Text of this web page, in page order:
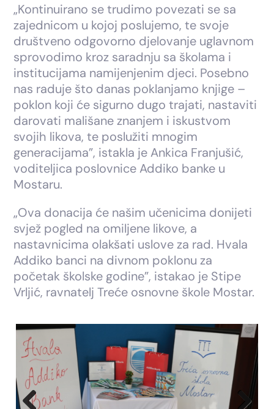
„Kontinuirano se trudimo povezati se sa
zajednicom u kojoj poslujemo, te svoje
društveno odgovorno djelovanje uglavnom
sprovodimo kroz saradnju sa školama i
institucijama namijenjenim djeci. Posebno
nas raduje što danas poklanjamo knjige –
poklon koji će sigurno dugo trajati, nastaviti
darovati mališane znanjem i iskustvom
svojih likova, te poslužiti mnogim
generacijama”, istakla je Ankica Franjušić,
voditeljica poslovnice Addiko banke u
Mostaru.
„Ova donacija će našim učenicima donijeti
svjež pogled na omiljene likove, a
nastavnicima olakšati uslove za rad. Hvala
Addiko banci na divnom poklonu za
početak školske godine”, istakao je Stipe
Vrljić, ravnatelj Treće osnovne škole Mostar.